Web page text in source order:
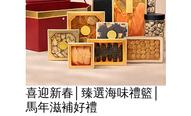
喜迎新春│臻選海味禮籃│
馬年滋補好禮